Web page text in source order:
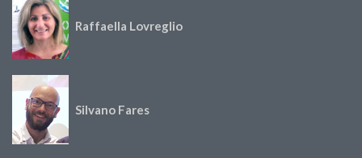
Raffaella Lovreglio
Silvano Fares